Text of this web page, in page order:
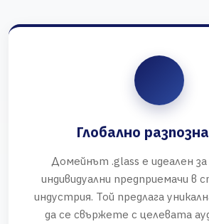
Глобално
Домейнът .glass е идеален за
индивидуални предприемачи в
индустрия. Той предлага
да се свържете с целевата